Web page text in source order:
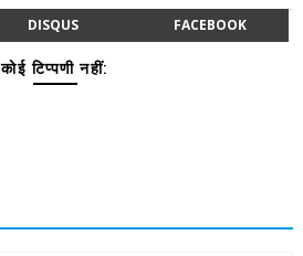
DISQUS FACEBOOK
कोई टिप्पणी नहीं: